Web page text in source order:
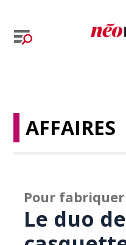
AFFAIRES
Pour
Le duo